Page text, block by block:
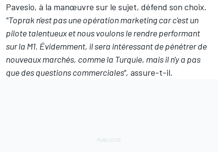
Pavesio, à la manœuvre sur le sujet, défend son choix.
"Toprak n'est pas une opération marketing car c'est un
pilote talentueux et nous voulons le rendre performant
sur la M1. Évidemment, il sera intéressant de pénétrer de
nouveaux marchés, comme la Turquie, mais il n'y a pas
que des questions commerciales", assure-t-il.